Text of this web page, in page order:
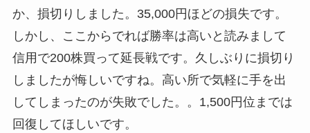
か、損切りしました。35,000円ほどの損失です。
しかし、ここからでれば勝率は高いと読みまして
信用で200株買って延長戦です。久しぶりに損切り
しましたが悔しいですね。高い所で気軽に手を出
してしまったのが失敗でした。。1,500円位までは
回復してほしいです。